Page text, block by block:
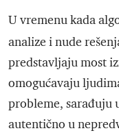
U vremenu kada
analize i nude
predstavljaju most
omogućavaju
probleme, sarađuju
autentično u